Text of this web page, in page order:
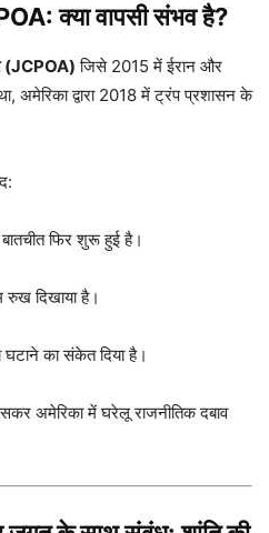
क्या वापसी संभव है?
(JCPOA) जिसे 2015 में ईरान और
अमेरिका द्वारा 2018 में ट्रंप प्रशासन के
फिर शुरू हुई है।
रुख दिखाया है।
घटाने का संकेत दिया है।
अमेरिका में घरेलू राजनीतिक दबाव